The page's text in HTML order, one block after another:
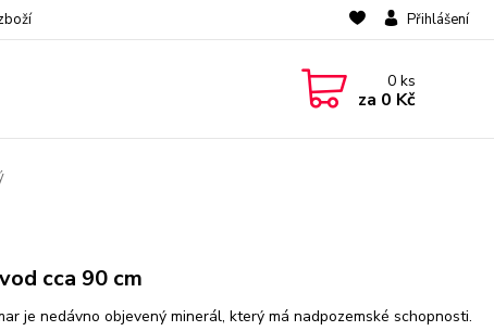
Přihlášení
0 ks
za 0 Kč
cca 90 cm
je nedávno objevený minerál, který má nadpozemské schopnosti.